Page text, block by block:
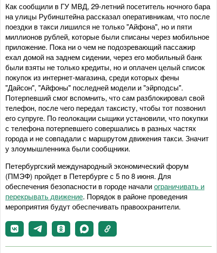
Как сообщили в ГУ МВД, 29-летний посетитель ночного бара
на улицы Рубинштейна рассказал оперативникам, что после
поездки в такси лишился не только "Айфона", но и пяти
миллионов рублей, которые были списаны через мобильное
приложение. Пока ни о чем не подозревающий пассажир
ехал домой на заднем сидении, через его мобильный банк
были взяты не только кредиты, но и оплачен целый список
покупок из интернет-магазина, среди которых фены
"Дайсон", "Айфоны" последней модели и "эйрподсы".
Потерпевший смог вспомнить, что сам разблокировал свой
телефон, после чего передал таксисту, чтобы тот позвонил
его супруге. По геолокации сыщики установили, что покупки
с телефона потерпевшего совершались в разных частях
города и не совпадали с маршрутом движения такси. Значит
у злоумышленника были сообщники.
Петербургский международный экономический форум
(ПМЭФ) пройдет в Петербурге с 5 по 8 июня. Для
обеспечения безопасности в городе началиограничивать и
перекрывать движение. Порядок в районе проведения
мероприятия будут обеспечивать правоохранители.